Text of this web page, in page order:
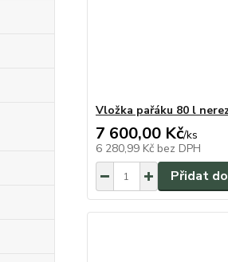
Vložka pařáku 80 l
7 600,00 Kč/ks
6 280,99 Kč bez DPH
Přidat